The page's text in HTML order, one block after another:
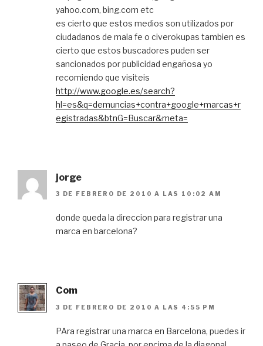
yahoo.com, bing.com etc
es cierto que estos medios son utilizados por
ciudadanos de mala fe o civerokupas tambien es
cierto que estos buscadores puden ser
sancionados por publicidad engañosa yo
recomiendo que visiteis
http://www.google.es/search?
hl=es&q=demuncias+contra+google+marcas+r
egistradas&btnG=Buscar&meta=
jorge
3 DE FEBRERO DE 2010 A LAS 10:02 AM
donde queda la direccion para registrar una
marca en barcelona?
Com
3 DE FEBRERO DE 2010 A LAS 4:55 PM
PAra registrar una marca en Barcelona, puedes ir